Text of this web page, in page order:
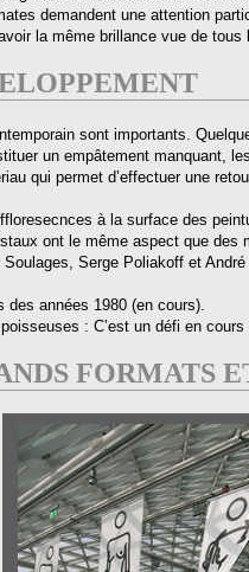
demandent une attention
la même brillance vue de tous
sont importants.
un empâtement manquant,
qui permet d’effectuer une
à la surface des
ont le même aspect que
Serge Poliakoff et
des années 1980 (en cours).
: C’est un défi en cours
FORMATS